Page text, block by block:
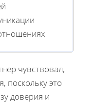
чувствовал,
поскольку это
доверия и